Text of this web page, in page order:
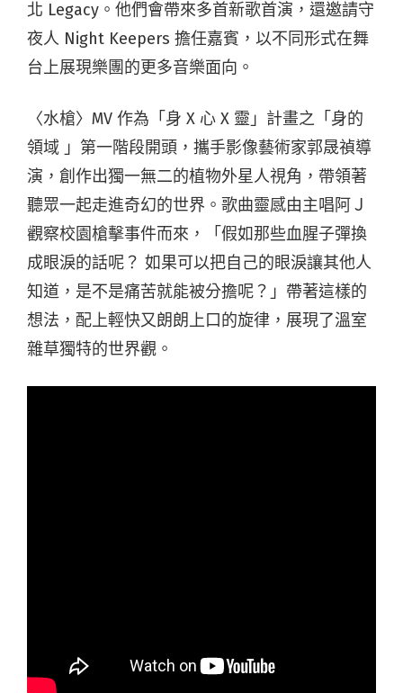
北 Legacy。他們會帶來多首新歌首演，還邀請守
夜人 Night Keepers 擔任嘉賓，以不同形式在舞
台上展現樂團的更多音樂面向。
〈水槍〉MV 作為「身 X 心 X 靈」計畫之「身的
領域 」第一階段開頭，攜手影像藝術家郭晟禎導
演，創作出獨一無二的植物外星人視角，帶領著
聽眾一起走進奇幻的世界。歌曲靈感由主唱阿Ｊ
觀察校園槍擊事件而來，「假如那些血腥子彈換
成眼淚的話呢？ 如果可以把自己的眼淚讓其他人
知道，是不是痛苦就能被分擔呢？」帶著這樣的
想法，配上輕快又朗朗上口的旋律，展現了溫室
雜草獨特的世界觀。